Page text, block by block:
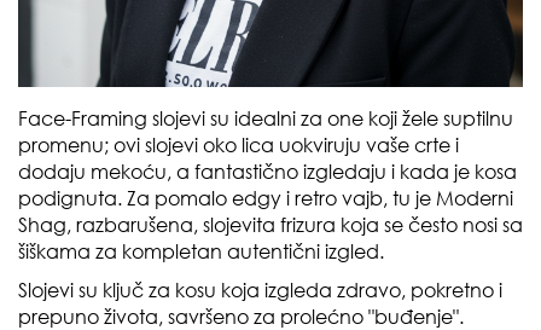
Face-Framing slojevi su idealni za one koji žele suptilnu
promenu; ovi slojevi oko lica uokviruju vaše crte i
dodaju mekoću, a fantastično izgledaju i kada je kosa
podignuta. Za pomalo edgy i retro vajb, tu je Moderni
Shag, razbarušena, slojevita frizura koja se često nosi sa
šiškama za kompletan autentični izgled.
Slojevi su ključ za kosu koja izgleda zdravo, pokretno i
prepuno života, savršeno za prolećno "buđenje".